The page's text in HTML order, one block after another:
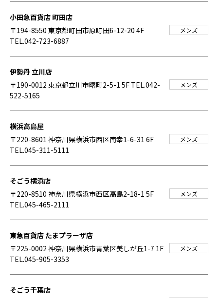
小田急百貨店 町田店
〒194-8550 東京都町田市原町田6-12-20 4F
TEL.042-723-6887
メンズ
伊勢丹 立川店
〒190-0012 東京都立川市曙町2-5-1 5F TEL.042-
522-5165
メンズ
横浜高島屋
〒220-8601 神奈川県横浜市西区南幸1-6-31 6F
TEL.045-311-5111
メンズ
そごう横浜店
〒220-8510 神奈川県横浜市西区高島2-18-1 5F
TEL.045-465-2111
メンズ
東急百貨店 たまプラーザ店
〒225-0002 神奈川県横浜市青葉区美しが丘1-7 1F
TEL.045-905-3353
メンズ
そごう千葉店